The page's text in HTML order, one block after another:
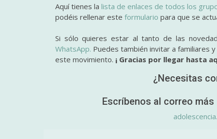
Aquí tienes lalista de enlaces de todos los
podéis rellenar este formulario para que se
Si sólo quieres estar al tanto de las
WhatsApp. Puedes también invitar a familiares
este movimiento. ¡ Gracias por llegar hasta
¿Necesitas
Escríbenos al correo